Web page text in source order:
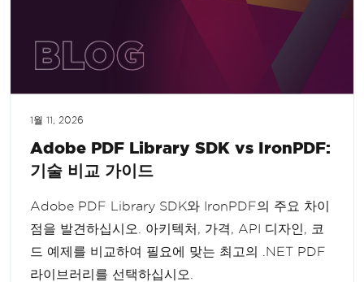
1월 11, 2026
Adobe PDF Library SDK vs IronPDF:
기술 비교 가이드
Adobe PDF Library SDK와 IronPDF의 주요 차이
점을 발견하십시오. 아키텍처, 가격, API 디자인, 코
드 예제를 비교하여 필요에 맞는 최고의 .NET PDF
라이브러리를 선택하십시오.